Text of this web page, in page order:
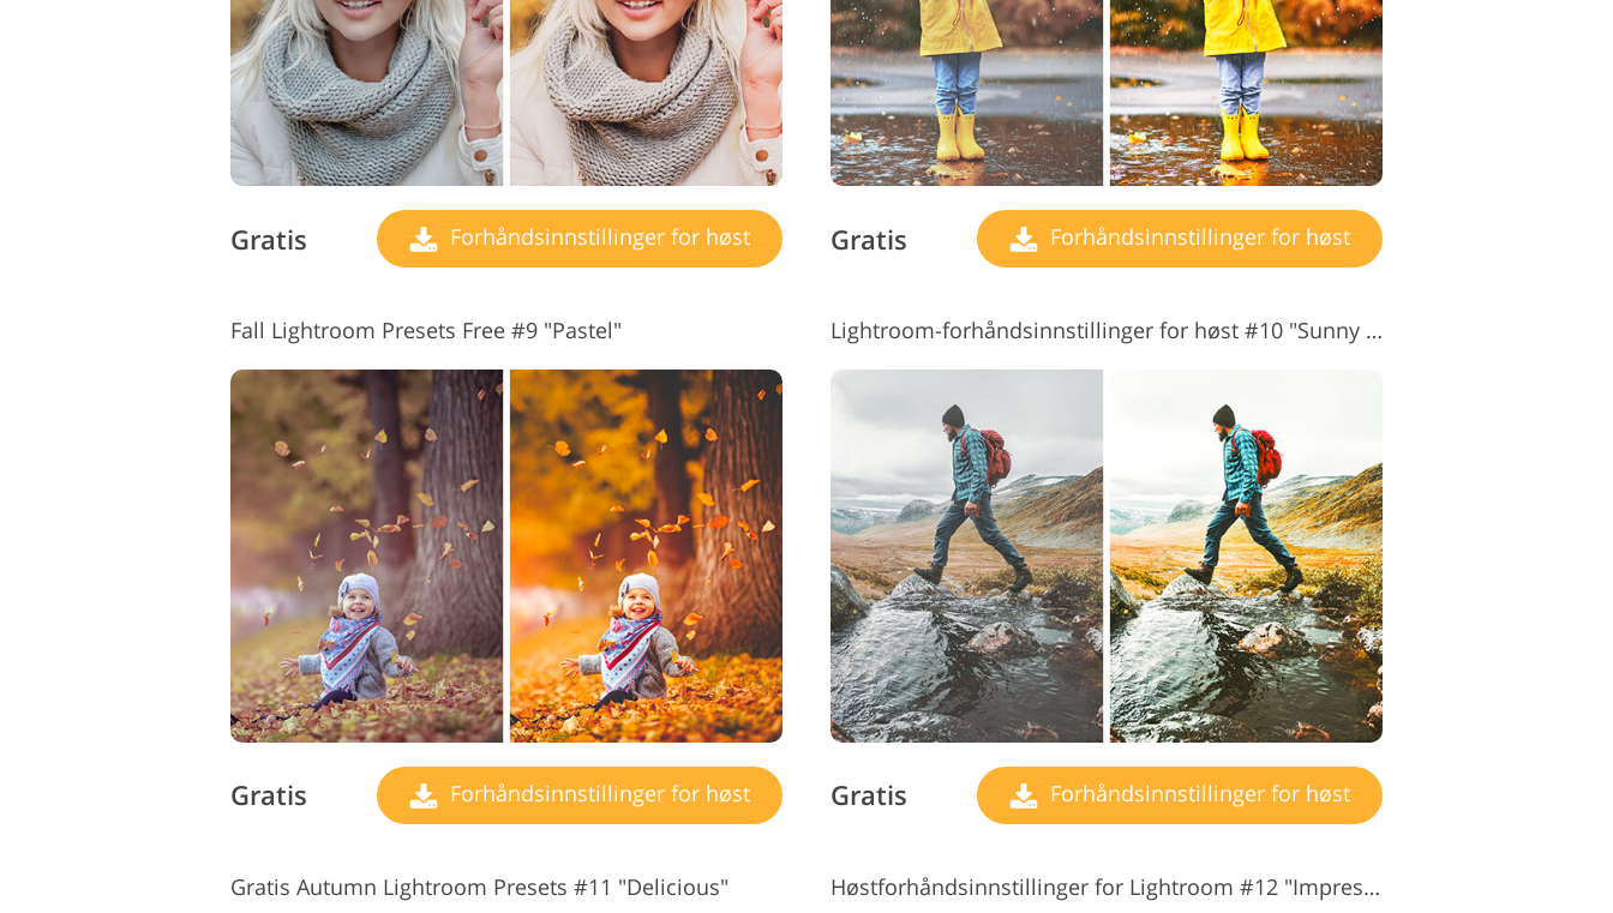
Gratis Forhåndsinnstillinger for høst Gratis Forhåndsinnstillinger for høst
Fall Lightroom Presets Free #9 "Pastel"
Gratis Forhåndsinnstillinger for høst
Lightroom-forhåndsinnstillinger for høst #10 "Sunny Day"
Gratis Forhåndsinnstillinger for høst
Gratis Autumn Lightroom Presets #11 "Delicious" Høstforhåndsinnstillinger for Lightroom #12 "Impressive"